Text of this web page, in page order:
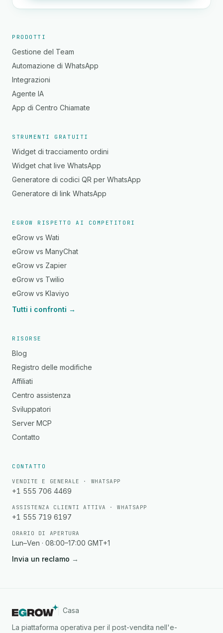
PRODOTTI
Gestione del Team
Automazione di WhatsApp
Integrazioni
Agente IA
App di Centro Chiamate
STRUMENTI GRATUITI
Widget di tracciamento ordini
Widget chat live WhatsApp
Generatore di codici QR per WhatsApp
Generatore di link WhatsApp
EGROW RISPETTO AI COMPETITORI
eGrow vs Wati
eGrow vs ManyChat
eGrow vs Zapier
eGrow vs Twilio
eGrow vs Klaviyo
Tutti i confronti →
RISORSE
Blog
Registro delle modifiche
Affiliati
Centro assistenza
Sviluppatori
Server MCP
Contatto
CONTATTO
VENDITE E GENERALE · WHATSAPP
+1 555 706 4469
ASSISTENZA CLIENTI ATTIVA · WHATSAPP
+1 555 719 6197
ORARIO DI APERTURA
Lun–Ven · 08:00–17:00 GMT+1
Invia un reclamo →
Casa
La piattaforma operativa per il post-vendita nell'e-